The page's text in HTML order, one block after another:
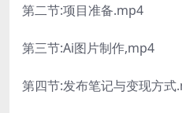
第二节:项目准备.mp4
第三节:Ai图片制作,mp4
第四节:发布笔记与变现方式